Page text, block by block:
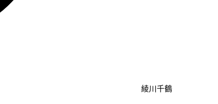
綾川千鶴